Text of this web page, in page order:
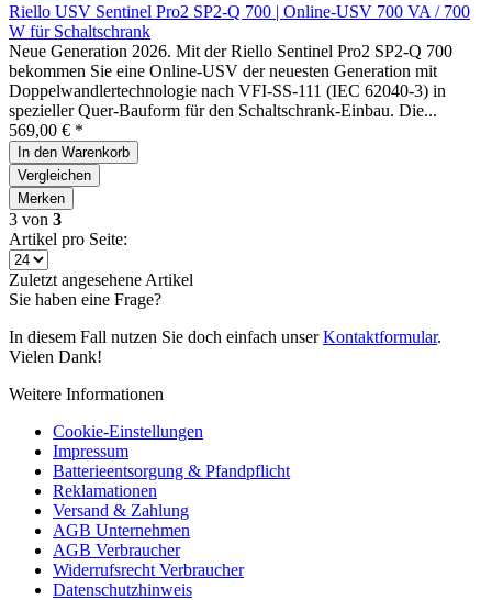
Riello USV Sentinel Pro2 SP2-Q 700 | Online-USV 700 VA / 700
W für Schaltschrank
Neue Generation 2026. Mit der Riello Sentinel Pro2 SP2-Q 700
bekommen Sie eine Online-USV der neuesten Generation mit
Doppelwandlertechnologie nach VFI-SS-111 (IEC 62040-3) in
spezieller Quer-Bauform für den Schaltschrank-Einbau. Die...
569,00 € *
In den Warenkorb
Vergleichen
Merken
3 von 3
Artikel pro Seite:
Zuletzt angesehene Artikel
Sie haben eine Frage?
In diesem Fall nutzen Sie doch einfach unserKontaktformular.
Vielen Dank!
Weitere Informationen
Cookie-Einstellungen
Impressum
Batterieentsorgung & Pfandpflicht
Reklamationen
Versand & Zahlung
AGB Unternehmen
AGB Verbraucher
Widerrufsrecht Verbraucher
Datenschutzhinweis